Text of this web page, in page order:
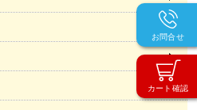
カート確認
お問合せ